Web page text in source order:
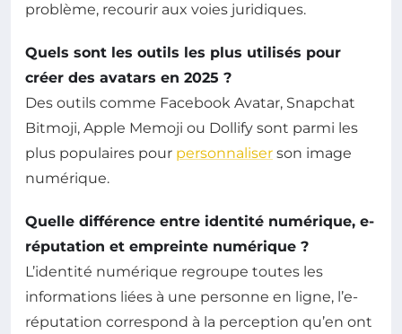
problème, recourir aux voies juridiques.
Quels sont les outils les plus utilisés pour
créer des avatars en 2025 ?
Des outils comme Facebook Avatar, Snapchat
Bitmoji, Apple Memoji ou Dollify sont parmi les
plus populaires pour personnaliser son image
numérique.
Quelle différence entre identité numérique, e-
réputation et empreinte numérique ?
L’identité numérique regroupe toutes les
informations liées à une personne en ligne, l’e-
réputation correspond à la perception qu’en ont